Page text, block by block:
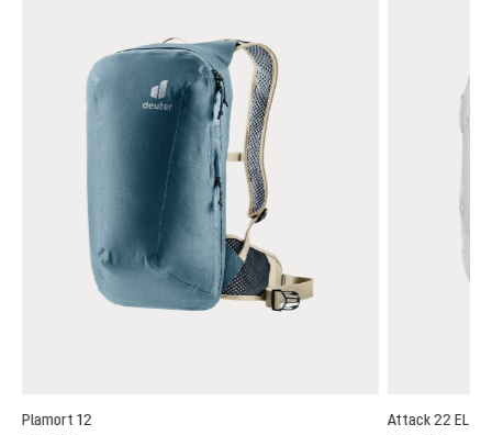
Plamort 12
Attack 22 EL